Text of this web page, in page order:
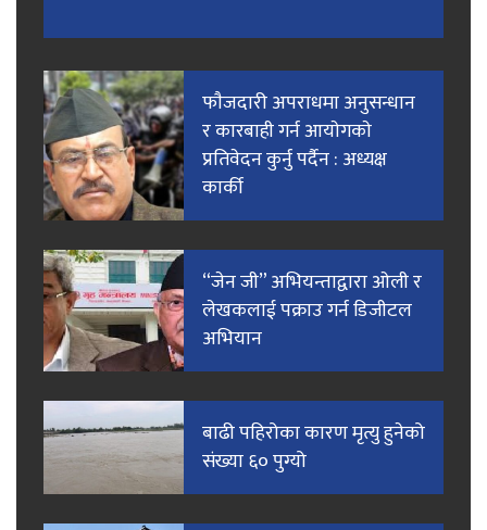
फाैजदारी अपराधमा अनुसन्धान
र कारबाही गर्न आयाेगकाे
प्रतिवेदन कुर्नु पर्दैन : अध्यक्ष
कार्की
“जेन जी” अभियन्ताद्वारा ओली र
लेखकलाई पक्राउ गर्न डिजीटल
अभियान
बाढी पहिरोका कारण मृत्यु हुनेको
संख्या ६० पुग्यो